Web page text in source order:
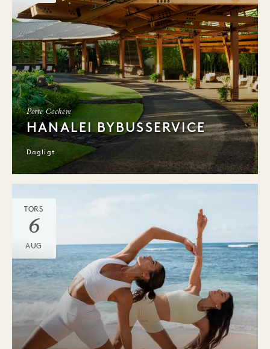
Porte Cochere
HANALEI BYBUSSERVICE
Dagligt
TORS
6
AUG